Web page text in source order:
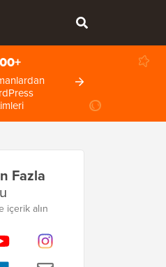
Fazla
içerik alın